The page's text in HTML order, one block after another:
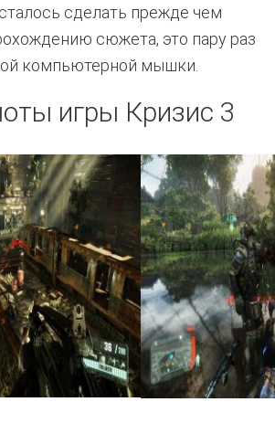
сделать прежде чем
сюжета, это пару раз
компьютерной мышки.
игры Кризис 3